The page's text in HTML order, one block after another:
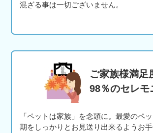
混ざる事は一切ございません。
ご家族様満足
98％のセレモ
「ペットは家族」を念頭に。最愛のペ
期をしっかりとお見送り出来るようお